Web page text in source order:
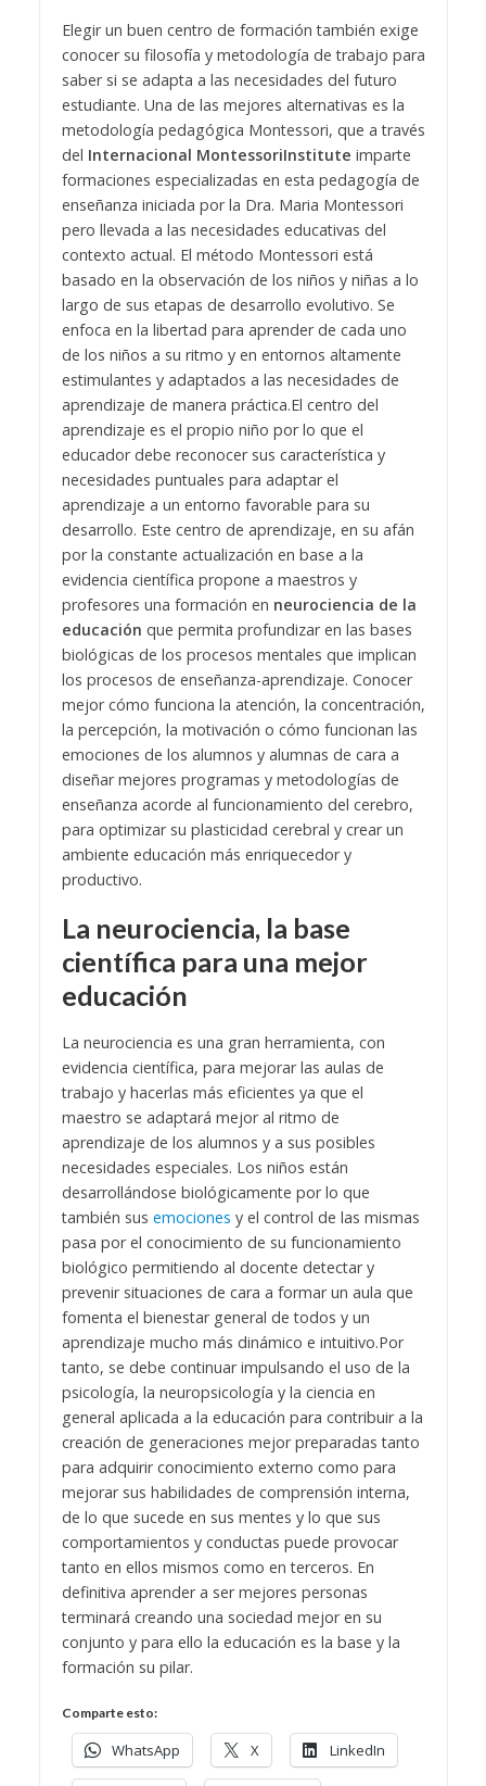
Elegir un buen centro de formación también exige
conocer su filosofía y metodología de trabajo para
saber si se adapta a las necesidades del futuro
estudiante. Una de las mejores alternativas es la
metodología pedagógica Montessori, que a través
del Internacional MontessoriInstitute imparte
formaciones especializadas en esta pedagogía de
enseñanza iniciada por la Dra. Maria Montessori
pero llevada a las necesidades educativas del
contexto actual. El método Montessori está
basado en la observación de los niños y niñas a lo
largo de sus etapas de desarrollo evolutivo. Se
enfoca en la libertad para aprender de cada uno
de los niños a su ritmo y en entornos altamente
estimulantes y adaptados a las necesidades de
aprendizaje de manera práctica.El centro del
aprendizaje es el propio niño por lo que el
educador debe reconocer sus característica y
necesidades puntuales para adaptar el
aprendizaje a un entorno favorable para su
desarrollo. Este centro de aprendizaje, en su afán
por la constante actualización en base a la
evidencia científica propone a maestros y
profesores una formación en neurociencia de la
educación que permita profundizar en las bases
biológicas de los procesos mentales que implican
los procesos de enseñanza-aprendizaje. Conocer
mejor cómo funciona la atención, la concentración,
la percepción, la motivación o cómo funcionan las
emociones de los alumnos y alumnas de cara a
diseñar mejores programas y metodologías de
enseñanza acorde al funcionamiento del cerebro,
para optimizar su plasticidad cerebral y crear un
ambiente educación más enriquecedor y
productivo.
La neurociencia, la base
científica para una mejor
educación
La neurociencia es una gran herramienta, con
evidencia científica, para mejorar las aulas de
trabajo y hacerlas más eficientes ya que el
maestro se adaptará mejor al ritmo de
aprendizaje de los alumnos y a sus posibles
necesidades especiales. Los niños están
desarrollándose biológicamente por lo que
también sus emociones y el control de las mismas
pasa por el conocimiento de su funcionamiento
biológico permitiendo al docente detectar y
prevenir situaciones de cara a formar un aula que
fomenta el bienestar general de todos y un
aprendizaje mucho más dinámico e intuitivo.Por
tanto, se debe continuar impulsando el uso de la
psicología, la neuropsicología y la ciencia en
general aplicada a la educación para contribuir a la
creación de generaciones mejor preparadas tanto
para adquirir conocimiento externo como para
mejorar sus habilidades de comprensión interna,
de lo que sucede en sus mentes y lo que sus
comportamientos y conductas puede provocar
tanto en ellos mismos como en terceros. En
definitiva aprender a ser mejores personas
terminará creando una sociedad mejor en su
conjunto y para ello la educación es la base y la
formación su pilar.
Comparte esto:
WhatsApp X LinkedIn